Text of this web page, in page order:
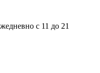
с 11 до 21